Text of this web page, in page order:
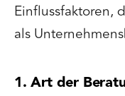
Einflussfaktoren,
als
1. Art der